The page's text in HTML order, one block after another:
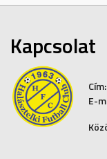
Kapcsolat
Cím:
E-